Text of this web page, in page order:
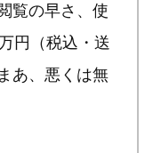
覧の早さ、使
円（税込・送
あ、悪くは無